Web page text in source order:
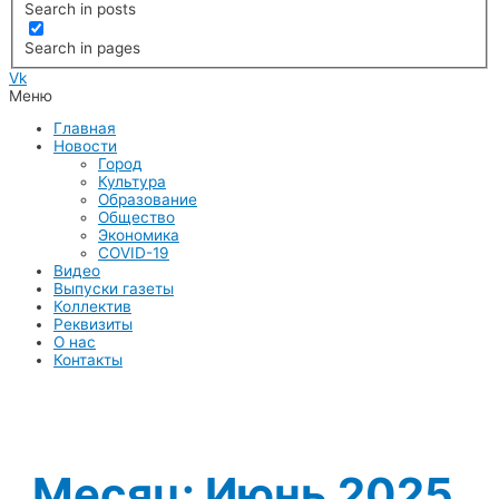
Search in posts
Search in pages
Vk
Меню
Главная
Новости
Город
Культура
Образование
Общество
Экономика
COVID-19
Видео
Выпуски газеты
Коллектив
Реквизиты
О нас
Контакты